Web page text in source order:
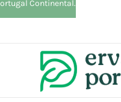
Continental.